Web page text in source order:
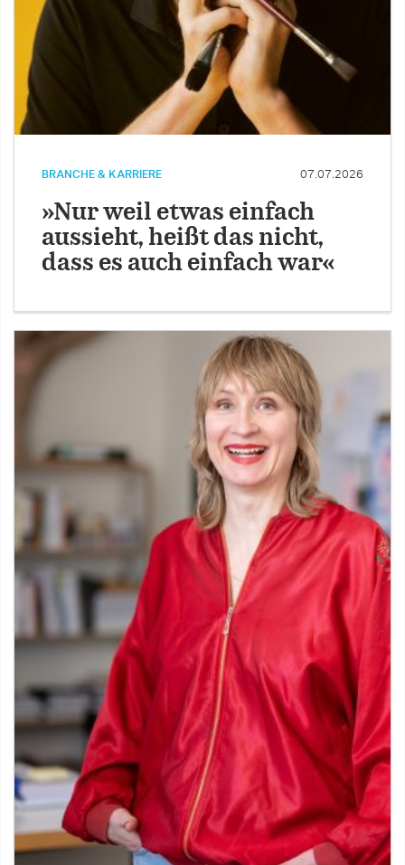
BRANCHE & KARRIERE 07.07.2026
»Nur weil etwas einfach
aussieht, heißt das nicht,
dass es auch einfach war«